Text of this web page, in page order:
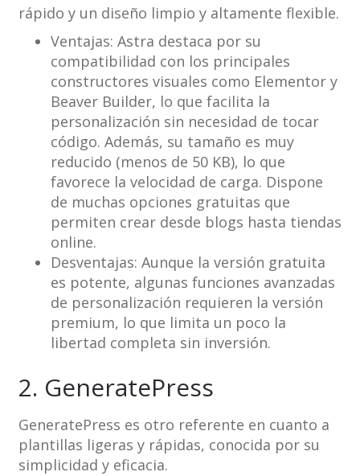
rápido y un diseño limpio y altamente flexible.
Ventajas: Astra destaca por su
compatibilidad con los principales
constructores visuales como Elementor y
Beaver Builder, lo que facilita la
personalización sin necesidad de tocar
código. Además, su tamaño es muy
reducido (menos de 50 KB), lo que
favorece la velocidad de carga. Dispone
de muchas opciones gratuitas que
permiten crear desde blogs hasta tiendas
online.
Desventajas: Aunque la versión gratuita
es potente, algunas funciones avanzadas
de personalización requieren la versión
premium, lo que limita un poco la
libertad completa sin inversión.
2. GeneratePress
GeneratePress es otro referente en cuanto a
plantillas ligeras y rápidas, conocida por su
simplicidad y eficacia.